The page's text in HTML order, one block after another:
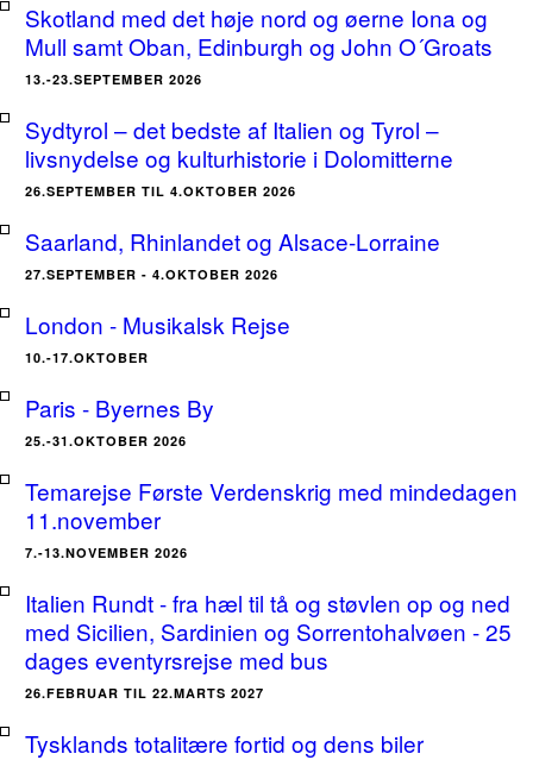
Skotland med det høje nord og øerne Iona og
Mull samt Oban, Edinburgh og John O´Groats
13.-23.SEPTEMBER 2026
Sydtyrol – det bedste af Italien og Tyrol –
livsnydelse og kulturhistorie i Dolomitterne
26.SEPTEMBER TIL 4.OKTOBER 2026
Saarland, Rhinlandet og Alsace-Lorraine
27.SEPTEMBER - 4.OKTOBER 2026
London - Musikalsk Rejse
10.-17.OKTOBER
Paris - Byernes By
25.-31.OKTOBER 2026
Temarejse Første Verdenskrig med mindedagen
11.november
7.-13.NOVEMBER 2026
Italien Rundt - fra hæl til tå og støvlen op og ned
med Sicilien, Sardinien og Sorrentohalvøen - 25
dages eventyrsrejse med bus
26.FEBRUAR TIL 22.MARTS 2027
Tysklands totalitære fortid og dens biler